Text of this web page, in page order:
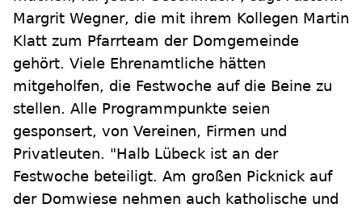
Margrit Wegner, die mit ihrem Kollegen Martin
Klatt zum Pfarrteam der Domgemeinde
gehört. Viele Ehrenamtliche hätten
mitgeholfen, die Festwoche auf die Beine zu
stellen. Alle Programmpunkte seien
gesponsert, von Vereinen, Firmen und
Privatleuten. "Halb Lübeck ist an der
Festwoche beteiligt. Am großen Picknick auf
der Domwiese nehmen auch katholische und